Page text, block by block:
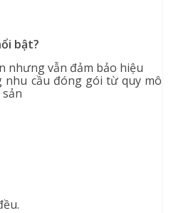
bật?
nhưng vẫn đảm bảo hiệu
nhu cầu đóng gói từ quy mô